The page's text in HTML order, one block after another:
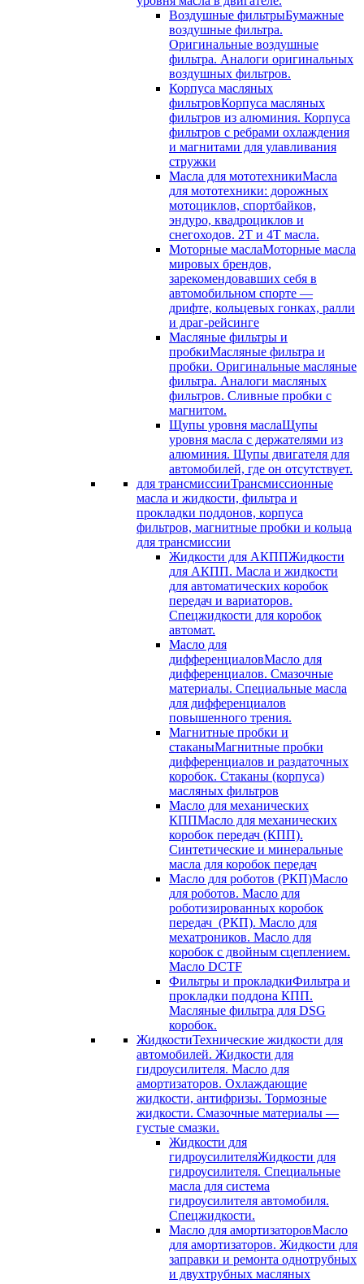
Воздушные фильтрыБумажные
воздушные фильтра.
Оригинальные воздушные
фильтра. Аналоги оригинальных
воздушных фильтров.
Корпуса масляных
фильтровКорпуса масляных
фильтров из алюминия. Корпуса
фильтров с ребрами охлаждения
и магнитами для улавливания
стружки
Масла для мототехникиМасла
для мототехники: дорожных
мотоциклов, спортбайков,
эндуро, квадроциклов и
снегоходов. 2T и 4T масла.
Моторные маслаМоторные масла
мировых брендов,
зарекомендовавших себя в
автомобильном спорте —
дрифте, кольцевых гонках, ралли
и драг-рейсинге
Масляные фильтры и
пробкиМасляные фильтра и
пробки. Оригинальные масляные
фильтра. Аналоги масляных
фильтров. Сливные пробки с
магнитом.
Щупы уровня маслаЩупы
уровня масла с держателями из
алюминия. Щупы двигателя для
автомобилей, где он отсутствует.
для трансмиссииТрансмиссионные
масла и жидкости, фильтра и
прокладки поддонов, корпуса
фильтров, магнитные пробки и кольца
для трансмиссии
Жидкости для АКППЖидкости
для АКПП. Масла и жидкости
для автоматических коробок
передач и вариаторов.
Спецжидкости для коробок
автомат.
Масло для
дифференциаловМасло для
дифференциалов. Смазочные
материалы. Специальные масла
для дифференциалов
повышенного трения.
Магнитные пробки и
стаканыМагнитные пробки
дифференциалов и раздаточных
коробок. Стаканы (корпуса)
масляных фильтров
Масло для механических
КППМасло для механических
коробок передач (КПП).
Синтетические и минеральные
масла для коробок передач
Масло для роботов (РКП)Масло
для роботов. Масло для
роботизированных коробок
передач (РКП). Масло для
мехатроников. Масло для
коробок с двойным сцеплением.
Масло DCTF
Фильтры и прокладкиФильтра и
прокладки поддона КПП.
Масляные фильтра для DSG
коробок.
ЖидкостиТехнические жидкости для
автомобилей. Жидкости для
гидроусилителя. Масло для
амортизаторов. Охлаждающие
жидкости, антифризы. Тормозные
жидкости. Смазочные материалы —
густые смазки.
Жидкости для
гидроусилителяЖидкости для
гидроусилителя. Специальные
масла для система
гидроусилителя автомобиля.
Спецжидкости.
Масло для амортизаторовМасло
для амортизаторов. Жидкости для
заправки и ремонта однотрубных
и двухтрубных масляных